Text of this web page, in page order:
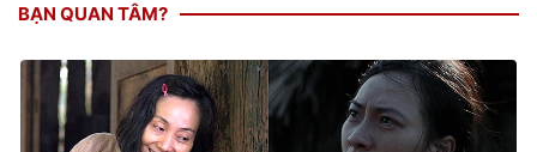
BẠN QUAN TÂM?